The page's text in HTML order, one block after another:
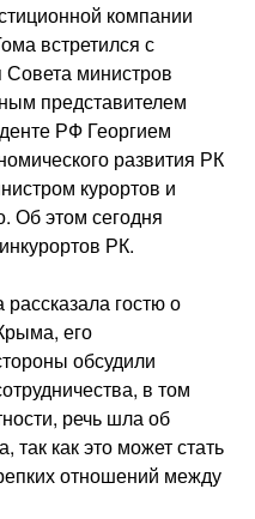
компании
встретился с
Совета министров
представителем
РФ Георгием
развития РК
курортов и
Об этом сегодня
РК.
гостю о
его
обсудили
в том
речь шла об
так как это может стать
отношений между